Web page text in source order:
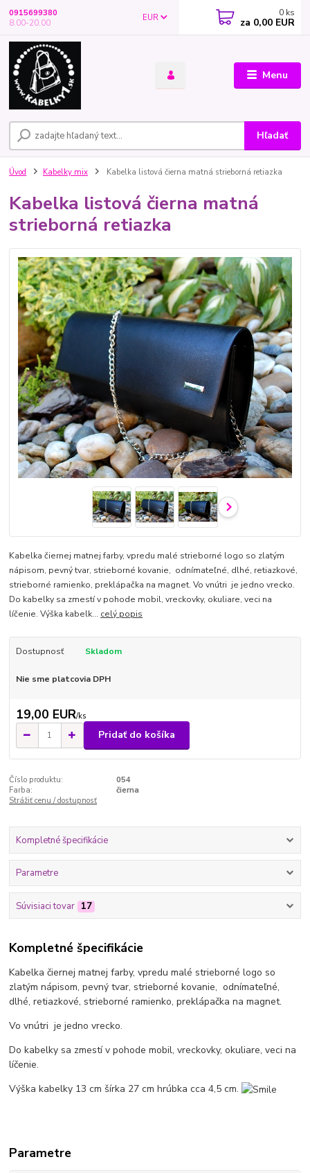
Menu
EUR
Hľadať
0915699380
8.00-20.00
0 ks
za 0,00 EUR
Úvod Kabelky mix Kabelka listová čierna matná strieborná retiazka
Kabelka listová čierna matná
strieborná retiazka
Kabelka čiernej matnej farby, vpredu malé strieborné logo so zlatým
nápisom, pevný tvar, strieborné kovanie, odnímateľné, dlhé, retiazkové,
strieborné ramienko, preklápačka na magnet. Vo vnútri je jedno vrecko.
Do kabelky sa zmestí v pohode mobil, vreckovky, okuliare, veci na
líčenie. Výška kabelk... celý popis
Dostupnosť Skladom
Nie sme platcovia DPH
19,00 EUR/ks
Pridať do košíka
Číslo produktu:
054
Farba:
čierna
Strážiť cenu / dostupnosť
Kompletné špecifikácie
Parametre
Súvisiaci tovar 17
Kompletné špecifikácie
Kabelka čiernej matnej farby, vpredu malé strieborné logo so
zlatým nápisom, pevný tvar, strieborné kovanie, odnímateľné,
dlhé, retiazkové, strieborné ramienko, preklápačka na magnet.
Vo vnútri je jedno vrecko.
Do kabelky sa zmestí v pohode mobil, vreckovky, okuliare, veci na
líčenie.
Výška kabelky 13 cm šírka 27 cm hrúbka cca 4,5 cm.
Parametre